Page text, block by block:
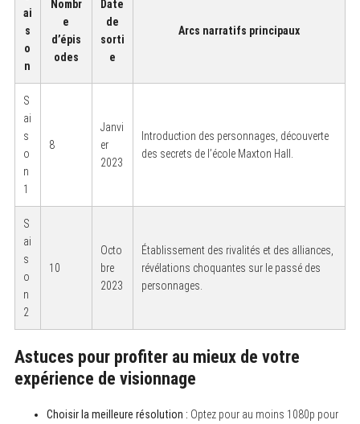
ai
s
o
n
Nombr
e
d’épis
odes
Date
de
sorti
e
Arcs narratifs principaux
S
ai
s
o
n
1
8
Janvi
er
2023
Introduction des personnages, découverte
des secrets de l’école Maxton Hall.
S
ai
s
o
n
2
10
Octo
bre
2023
Établissement des rivalités et des alliances,
révélations choquantes sur le passé des
personnages.
Astuces pour profiter au mieux de votre
expérience de visionnage
Choisir la meilleure résolution : Optez pour au moins 1080p pour